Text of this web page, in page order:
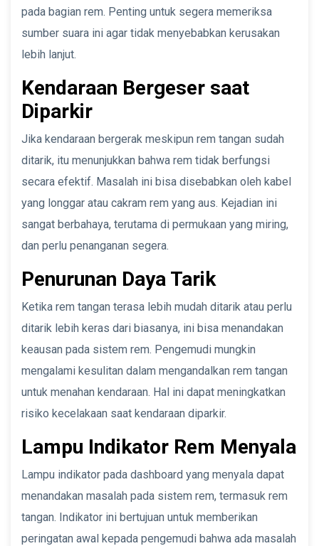
pada bagian rem. Penting untuk segera memeriksa
sumber suara ini agar tidak menyebabkan kerusakan
lebih lanjut.
Kendaraan Bergeser saat
Diparkir
Jika kendaraan bergerak meskipun rem tangan sudah
ditarik, itu menunjukkan bahwa rem tidak berfungsi
secara efektif. Masalah ini bisa disebabkan oleh kabel
yang longgar atau cakram rem yang aus. Kejadian ini
sangat berbahaya, terutama di permukaan yang miring,
dan perlu penanganan segera.
Penurunan Daya Tarik
Ketika rem tangan terasa lebih mudah ditarik atau perlu
ditarik lebih keras dari biasanya, ini bisa menandakan
keausan pada sistem rem. Pengemudi mungkin
mengalami kesulitan dalam mengandalkan rem tangan
untuk menahan kendaraan. Hal ini dapat meningkatkan
risiko kecelakaan saat kendaraan diparkir.
Lampu Indikator Rem Menyala
Lampu indikator pada dashboard yang menyala dapat
menandakan masalah pada sistem rem, termasuk rem
tangan. Indikator ini bertujuan untuk memberikan
peringatan awal kepada pengemudi bahwa ada masalah